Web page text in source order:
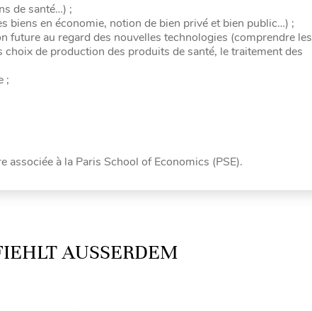
de santé…) ;
biens en économie, notion de bien privé et bien public…) ;
future au regard des nouvelles technologies (comprendre les
de production des produits de santé, le traitement des
;
associée à la Paris School of Economics (PSE).
AUSSERDEM